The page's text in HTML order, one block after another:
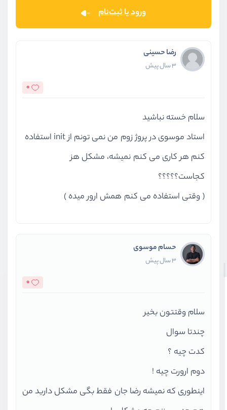
ورود یا ثبت‌نام
رضا حسینی
3 سال پیش
0
سلام خسته نباشید
استاد موسوی در پروژ زوم من نمی تونم از init استفاده
کنم هر کاری می کنم نمیشه، مشکل هز
کجاست؟؟؟؟؟
( وقتی استفاده می کنم همش ارور میده )
حسام موسوی
3 سال پیش
0
سلام وقتتون بخیر
چندتا سوال
کدت چیه ؟
دوم ارورت چیه !
اینطوری که نمیشه رضا جان فقط بگی مشکل دارید من